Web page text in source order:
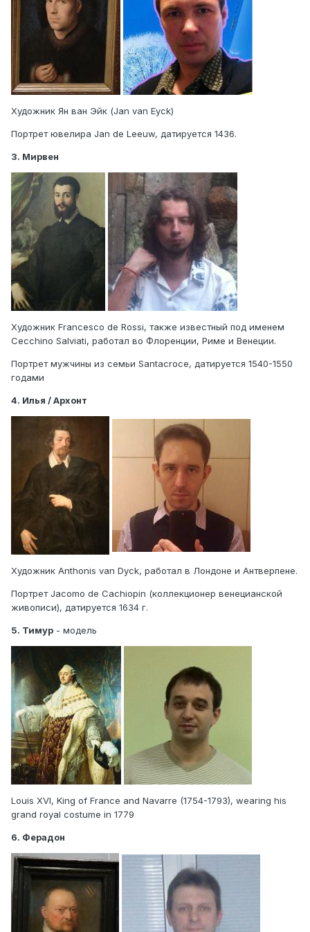
Художник Ян ван Эйк (Jan van Eyck)
Портрет ювелира Jan de Leeuw, датируется 1436.
3. Мирвен
Художник Francesco de Rossi, также известный под именем
Cecchino Salviati, работал во Флоренции, Риме и Венеции.
Портрет мужчины из семьи Santacroce, датируется 1540-1550
годами
4. Илья / Архонт
Художник Anthonis van Dyck, работал в Лондоне и Антверпене.
Портрет Jacomo de Cachiopin (коллекционер венецианской
живописи), датируется 1634 г.
5. Тимур - модель
Louis XVI, King of France and Navarre (1754-1793), wearing his
grand royal costume in 1779
6. Ферадон